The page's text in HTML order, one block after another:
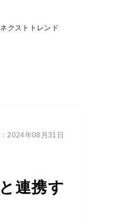
クストトレンド
連携す
2024年08月31日